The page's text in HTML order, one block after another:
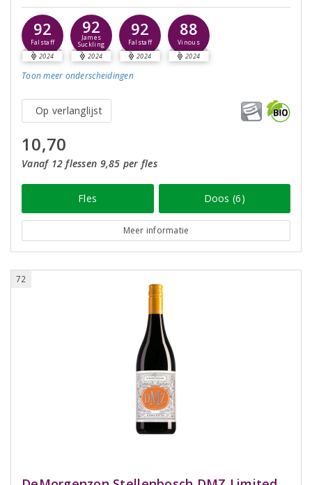
92
Falstaff
2024
92
James
Suckling
2024
92
Falstaff
2024
88
Vinous
2024
Toon meer onderscheidingen
Op verlanglijst
10,70
Vanaf 12 flessen 9,85 per fles
Fles Doos (6)
Meer informatie
72